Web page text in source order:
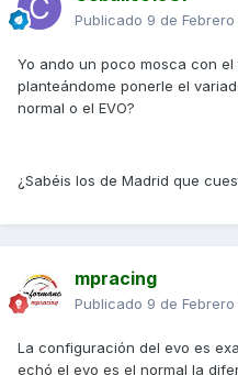
Publicado 9 de Febrero
Yo ando un poco mosca con
planteándome ponerle el
normal o el EVO?
¿Sabéis los de Madrid que
mpracing
Publicado 9 de Febrero
La configuración del evo es
echó el evo es el normal la